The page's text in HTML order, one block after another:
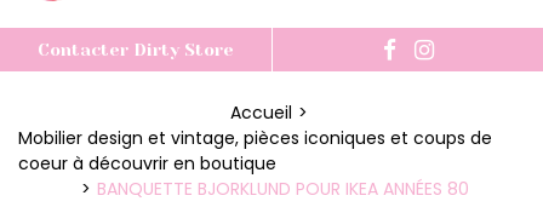
Contacter Dirty Store
Accueil
Mobilier design et vintage, pièces iconiques et coups de
coeur à découvrir en boutique
BANQUETTE BJORKLUND POUR IKEA ANNÉES 80